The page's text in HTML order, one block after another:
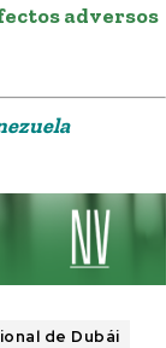
adversos
de Dubái